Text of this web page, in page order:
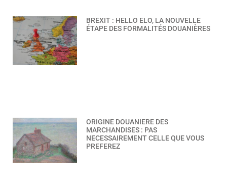
BREXIT : HELLO ELO, LA NOUVELLE
ÉTAPE DES FORMALITÉS DOUANIÈRES
ORIGINE DOUANIERE DES
MARCHANDISES : PAS
NECESSAIREMENT CELLE QUE VOUS
PREFEREZ